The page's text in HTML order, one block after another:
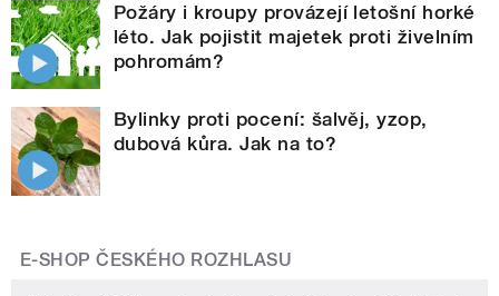
Požáry i kroupy provázejí letošní horké
léto. Jak pojistit majetek proti živelním
pohromám?
Bylinky proti pocení: šalvěj, yzop,
dubová kůra. Jak na to?
E-SHOP ČESKÉHO ROZHLASU